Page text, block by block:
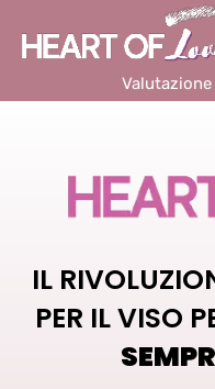
IL
PER IL VISO